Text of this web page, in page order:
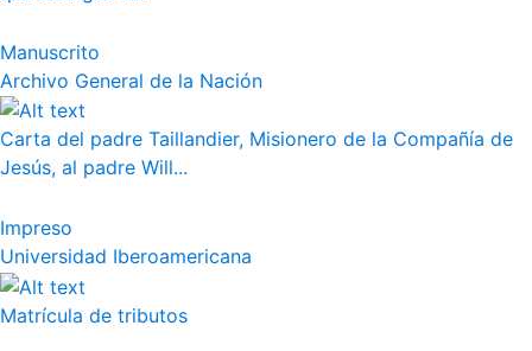
Manuscrito
Archivo General de la Nación
Carta del padre Taillandier, Misionero de la Compañía de
Jesús, al padre Will...
Impreso
Universidad Iberoamericana
Matrícula de tributos